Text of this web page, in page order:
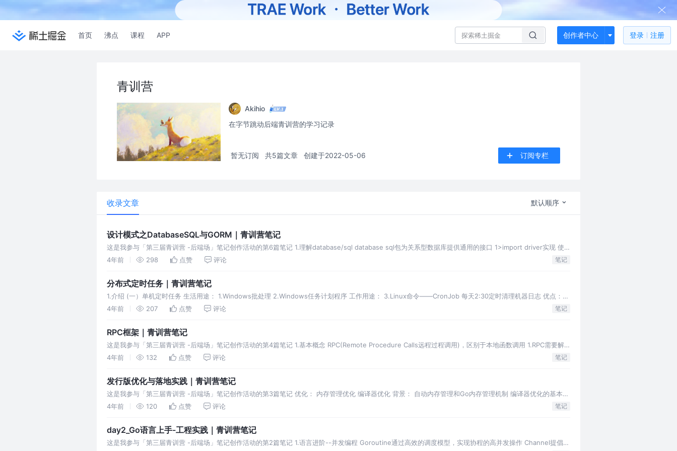
首页 沸点 课程 APP 创作者中心 登录 注册
青训营
Akihio
在字节跳动后端青训营的学习记录
暂无订阅 共5篇文章 创建于2022-05-06 订阅专栏
收录文章 默认顺序
设计模式之DatabaseSQL与GORM｜青训营笔记
这是我参与「第三届青训营 -后端场」笔记创作活动的第6篇笔记 1.理解database/sql database sql包为关系型数据库提供通用的接口 1>import driver实现 使
用 dri
4年前 298 点赞 评论 笔记
分布式定时任务｜青训营笔记
1.介绍 (一）单机定时任务 生活用途： 1.Windows批处理 2.Windows任务计划程序 工作用途： 3.Linux命令——CronJob 每天2:30定时清理机器日志 优点：
Linux系统
4年前 207 点赞 评论 笔记
RPC框架｜青训营笔记
这是我参与「第三届青训营 -后端场」笔记创作活动的第4篇笔记 1.基本概念 RPC(Remote Procedure Calls远程过程调用)，区别于本地函数调用 1.RPC需要解
决的问题 2.RPC
4年前 132 点赞 评论 笔记
发行版优化与落地实践｜青训营笔记
这是我参与「第三届青训营 -后端场」笔记创作活动的第3篇笔记 优化： 内存管理优化 编译器优化 背景： 自动内存管理和Go内存管理机制 编译器优化的基本问
题和思路 实践： 遇到的性能问题及优化方案 基
4年前 120 点赞 评论 笔记
day2_Go语言上手-工程实践｜青训营笔记
这是我参与「第三届青训营 -后端场」笔记创作活动的第2篇笔记 1.语言进阶--并发编程 Goroutine通过高效的调度模型，实现协程的高并发操作 Channel提倡通